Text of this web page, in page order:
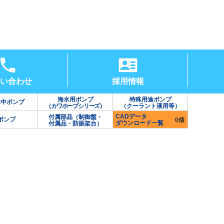
合わせ 採用情報
ポンプ
海水用ポンプ
（カワホープシリーズ）
特殊用途ポンプ
（クーラント液用等）
ンプ
付属部品（制御盤・
付属品・防振架台）
CADデータ
ダウンロード一覧
0個